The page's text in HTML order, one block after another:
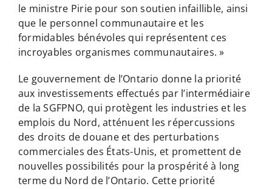
le ministre Pirie pour son soutien infaillible, ainsi
que le personnel communautaire et les
formidables bénévoles qui représentent ces
incroyables organismes communautaires. »
Le gouvernement de l’Ontario donne la priorité
aux investissements effectués par l’intermédiaire
de la SGFPNO, qui protègent les industries et les
emplois du Nord, atténuent les répercussions
des droits de douane et des perturbations
commerciales des États-Unis, et promettent de
nouvelles possibilités pour la prospérité à long
terme du Nord de l’Ontario. Cette priorité